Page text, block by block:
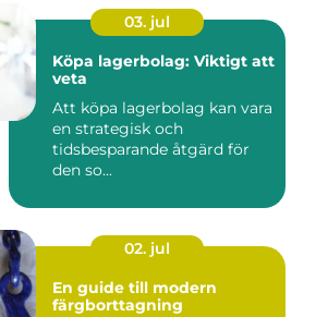
03. jul
Köpa lagerbolag: Viktigt att
veta
Att köpa lagerbolag kan vara
en strategisk och
tidsbesparande åtgärd för
den so...
02. jul
En guide till modern
färgborttagning